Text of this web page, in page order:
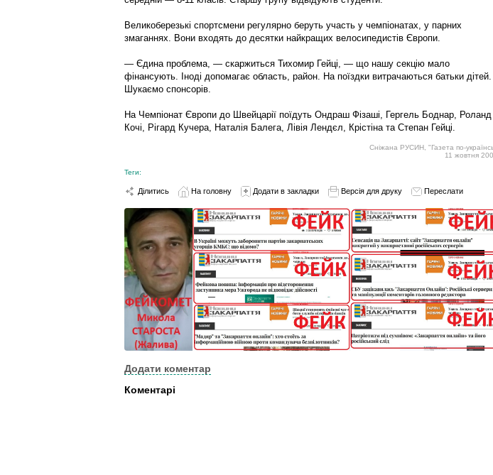
Великоберезькі спортсмени регулярно беруть участь у чемпіонатах, у парних
змаганнях. Вони входять до десятки найкращих велосипедистів Європи.
— Єдина проблема, — скаржиться Тихомир Гейці, — що нашу секцію мало
фінансують. Іноді допомагає область, район. На поїздки витрачаються батьки дітей.
Шукаємо спонсорів.
На Чемпіонат Європи до Швейцарії поїдуть Ондраш Фізаші, Гергель Боднар, Роланд
Кочі, Рігард Кучера, Наталія Балега, Лівія Лендєл, Крістіна та Степан Гейці.
Сніжана РУСИН, "Газета по-
11 жовтня
Теги:
Ділитись На головну Додати в закладки Версія для друку Переслати
Додати коментар
Коментарі